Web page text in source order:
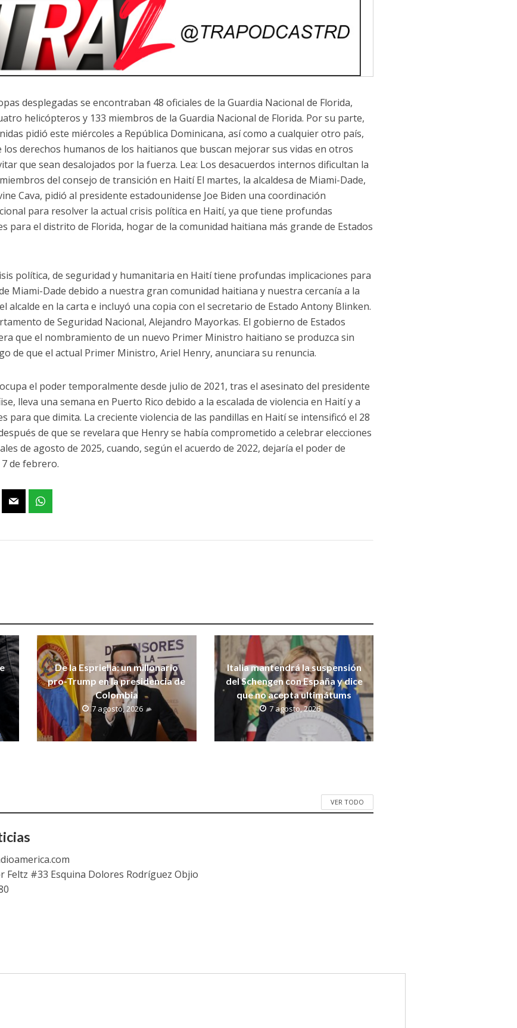
desplegadas se encontraban 48 oficiales de la Guardia Nacional de Florida,
helicópteros y 133 miembros de la Guardia Nacional de Florida. Por su parte,
pidió este miércoles a República Dominicana, así como a cualquier otro país,
los derechos humanos de los haitianos que buscan mejorar sus vidas en otros
que sean desalojados por la fuerza. Lea: Los desacuerdos internos dificultan la
del consejo de transición en Haití El martes, la alcaldesa de Miami-Dade,
Cava, pidió al presidente estadounidense Joe Biden una coordinación
para resolver la actual crisis política en Haití, ya que tiene profundas
para el distrito de Florida, hogar de la comunidad haitiana más grande de Estados
política, de seguridad y humanitaria en Haití tiene profundas implicaciones para
Miami-Dade debido a nuestra gran comunidad haitiana y nuestra cercanía a la
alcalde en la carta e incluyó una copia con el secretario de Estado Antony Blinken.
de Seguridad Nacional, Alejandro Mayorkas. El gobierno de Estados
que el nombramiento de un nuevo Primer Ministro haitiano se produzca sin
de que el actual Primer Ministro, Ariel Henry, anunciara su renuncia.
el poder temporalmente desde julio de 2021, tras el asesinato del presidente
lleva una semana en Puerto Rico debido a la escalada de violencia en Haití y a
para que dimita. La creciente violencia de las pandillas en Haití se intensificó el 28
de que se revelara que Henry se había comprometido a celebrar elecciones
de agosto de 2025, cuando, según el acuerdo de 2022, dejaría el poder de
de febrero.
De la Espriella: un millonario
pro-Trump en la presidencia de
Colombia
7 agosto, 2026
Italia mantendrá la suspensión
del Schengen con España y dice
que no acepta ultimátums
7 agosto, 2026
VER TODO
Feltz #33 Esquina Dolores Rodríguez Objio